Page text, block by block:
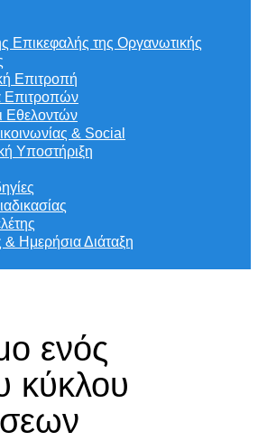
Επικεφαλής της Οργανωτικής
Επιτροπή
Επιτροπών
Εθελοντών
& Social
Υποστήριξη
& Ημερήσια Διάταξη
ενός
κύκλου